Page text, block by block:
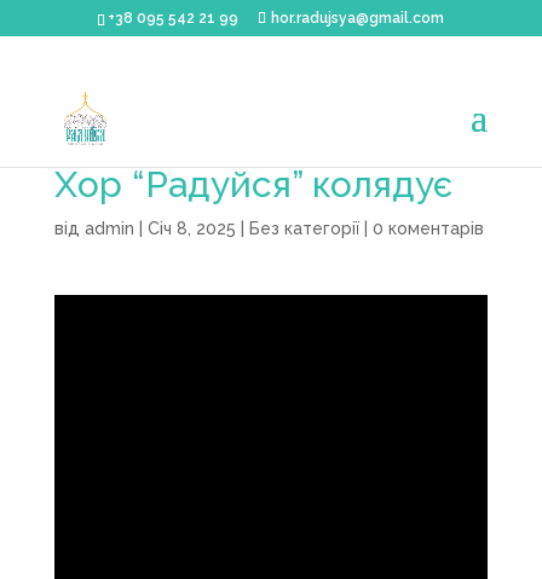
+38 095 542 21 99 hor.radujsya@gmail.com
Хор “Радуйся” колядує
від admin Січ 8, 2025 Без категорії| 0 коментарів